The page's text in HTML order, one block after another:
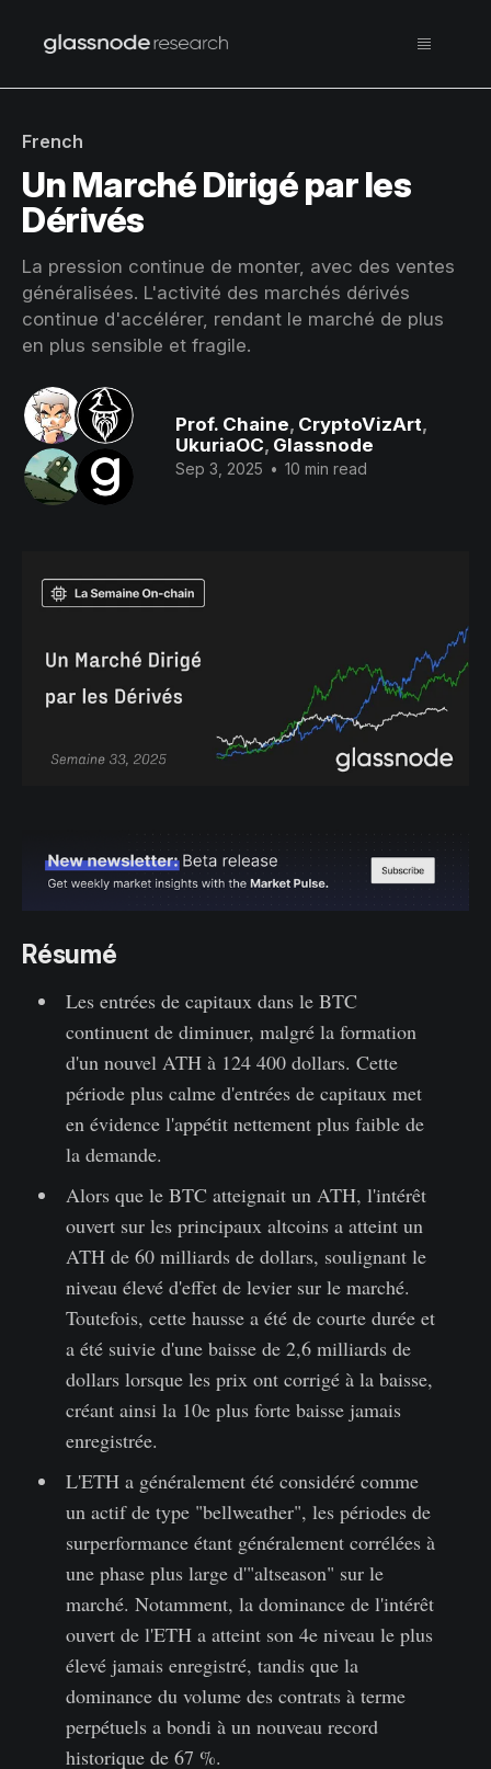
French
Un Marché Dirigé par les
Dérivés
La pression continue de monter, avec des ventes
généralisées. L'activité des marchés dérivés
continue d'accélérer, rendant le marché de plus
en plus sensible et fragile.
Prof. Chaine, CryptoVizArt,
UkuriaOC, Glassnode
Sep 3, 2025 • 10 min read
Résumé
Les entrées de capitaux dans le BTC
continuent de diminuer, malgré la formation
d'un nouvel ATH à 124 400 dollars. Cette
période plus calme d'entrées de capitaux met
en évidence l'appétit nettement plus faible de
la demande.
Alors que le BTC atteignait un ATH, l'intérêt
ouvert sur les principaux altcoins a atteint un
ATH de 60 milliards de dollars, soulignant le
niveau élevé d'effet de levier sur le marché.
Toutefois, cette hausse a été de courte durée et
a été suivie d'une baisse de 2,6 milliards de
dollars lorsque les prix ont corrigé à la baisse,
créant ainsi la 10e plus forte baisse jamais
enregistrée.
L'ETH a généralement été considéré comme
un actif de type "bellweather", les périodes de
surperformance étant généralement corrélées à
une phase plus large d'"altseason" sur le
marché. Notamment, la dominance de l'intérêt
ouvert de l'ETH a atteint son 4e niveau le plus
élevé jamais enregistré, tandis que la
dominance du volume des contrats à terme
perpétuels a bondi à un nouveau record
historique de 67 %.